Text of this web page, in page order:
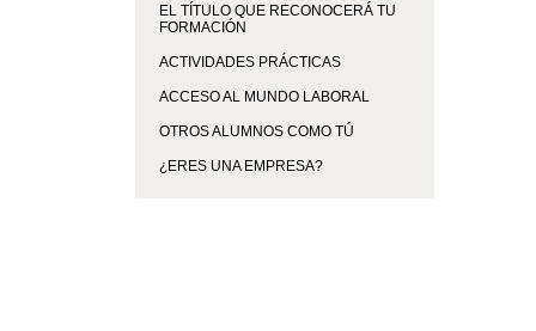
EL TÍTULO QUE RECONOCERÁ TU
FORMACIÓN
ACTIVIDADES PRÁCTICAS
ACCESO AL MUNDO LABORAL
OTROS ALUMNOS COMO TÚ
¿ERES UNA EMPRESA?